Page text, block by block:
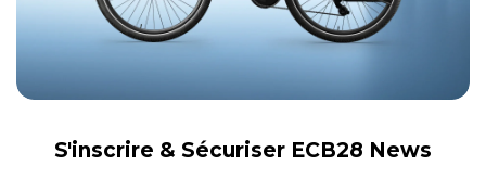
S'inscrire & Sécuriser ECB28 News